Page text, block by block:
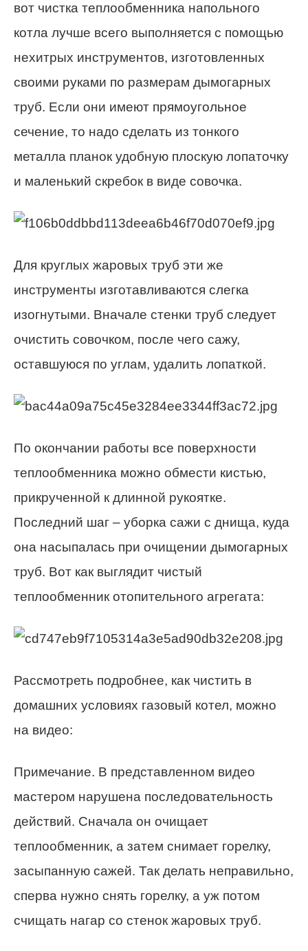
вот чистка теплообменника напольного
котла лучше всего выполняется с помощью
нехитрых инструментов, изготовленных
своими руками по размерам дымогарных
труб. Если они имеют прямоугольное
сечение, то надо сделать из тонкого
металла планок удобную плоскую лопаточку
и маленький скребок в виде совочка.
Для круглых жаровых труб эти же
инструменты изготавливаются слегка
изогнутыми. Вначале стенки труб следует
очистить совочком, после чего сажу,
оставшуюся по углам, удалить лопаткой.
По окончании работы все поверхности
теплообменника можно обмести кистью,
прикрученной к длинной рукоятке.
Последний шаг – уборка сажи с днища, куда
она насыпалась при очищении дымогарных
труб. Вот как выглядит чистый
теплообменник отопительного агрегата:
Рассмотреть подробнее, как чистить в
домашних условиях газовый котел, можно
на видео:
Примечание. В представленном видео
мастером нарушена последовательность
действий. Сначала он очищает
теплообменник, а затем снимает горелку,
засыпанную сажей. Так делать неправильно,
сперва нужно снять горелку, а уж потом
счищать нагар со стенок жаровых труб.